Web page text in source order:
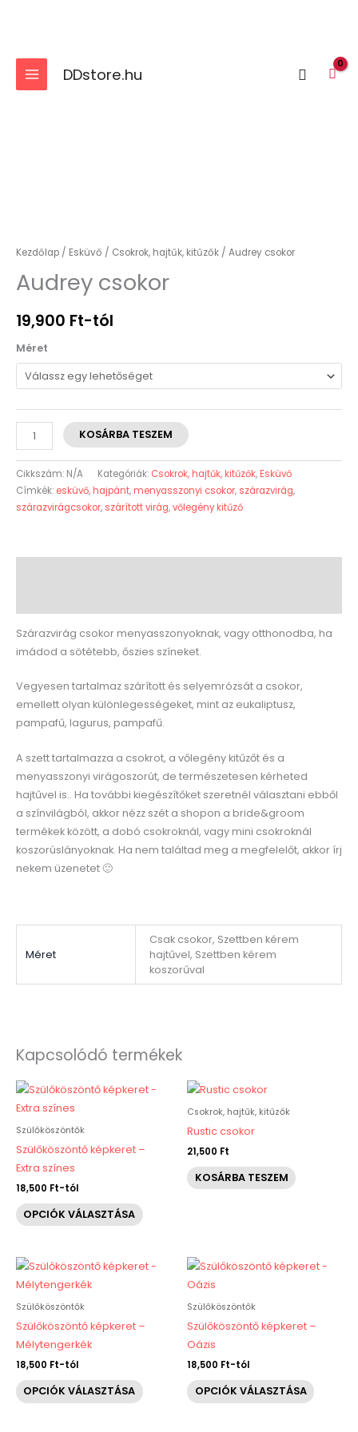
DDstore.hu Search
Kezdőlap/ Esküvő / Csokrok, hajtűk, kitűzők/ Audrey csokor
Audrey csokor
19,900 Ft-tól
Méret
KOSÁRBA TESZEM
Cikkszám: N/A Kategóriák: Csokrok, hajtűk, kitűzők, Esküvő
Címkék: esküvő, hajpánt, menyasszonyi csokor, szárazvirág,
szárazvirágcsokor, szárított virág,vőlegény kitűző
Szárazvirág csokor menyasszonyoknak, vagy otthonodba, ha
imádod a sötétebb, őszies színeket.
Vegyesen tartalmaz szárított és selyemrózsát a csokor,
emellett olyan különlegességeket, mint az eukaliptusz,
pampafű, lagurus, pampafű.
A szett tartalmazza a csokrot, a vőlegény kitűzőt és a
menyasszonyi virágoszorút, de természetesen kérheted
hajtűvel is.. Ha további kiegészítőket szeretnél választani ebből
a színvilágból, akkor nézz szét a shopon a bride&groom
termékek között, a dobó csokroknál, vagy mini csokroknál
koszorúslányoknak. Ha nem találtad meg a megfelelőt, akkor írj
nekem üzenetet 🙂
Méret
Csak csokor, Szettben kérem
hajtűvel, Szettben kérem
koszorűval
Kapcsolódó termékek
Szülőköszöntők
Szülőköszöntő képkeret –
Extra színes
18,500 Ft-tól
OPCIÓK VÁLASZTÁSA
Ennek
terméknek
változatok
termékoldalon
választhatók
Csokrok, hajtűk, kitűzők
Rustic csokor
21,500 Ft
KOSÁRBA TESZEM
Szülőköszöntők
Szülőköszöntő képkeret –
Mélytengerkék
18,500 Ft-tól
OPCIÓK VÁLASZTÁSA
Ennek
terméknek
variációja
változatok
Szülőköszöntők
Szülőköszöntő képkeret –
Oázis
18,500 Ft-tól
OPCIÓK VÁLASZTÁSA
Ennek